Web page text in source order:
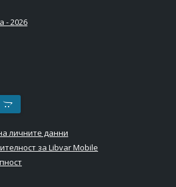
- 2026
личните данни
за Libvar Mobile